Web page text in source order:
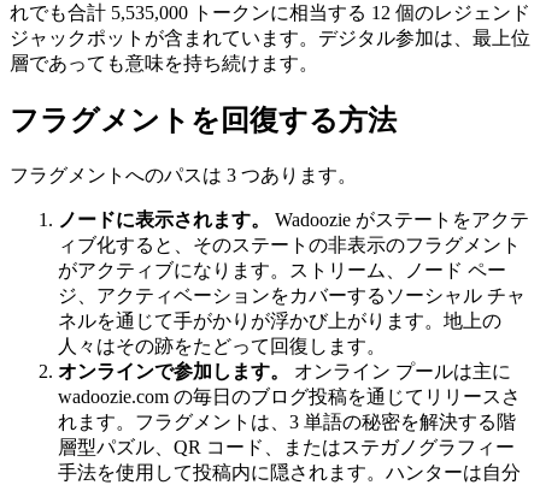
れでも合計 5,535,000 トークンに相当する 12 個のレジェンド
ジャックポットが含まれています。デジタル参加は、最上位
層であっても意味を持ち続けます。
フラグメントを回復する方法
フラグメントへのパスは 3 つあります。
ノードに表示されます。
Wadoozie がステートをアクテ
ィブ化すると、そのステートの非表示のフラグメント
がアクティブになります。ストリーム、ノード ペー
ジ、アクティベーションをカバーするソーシャル チャ
ネルを通じて手がかりが浮かび上がります。地上の
人々はその跡をたどって回復します。
オンラインで参加します。
オンライン プールは主に
wadoozie.com の毎日のブログ投稿を通じてリリースさ
れます。フラグメントは、3 単語の秘密を解決する階
層型パズル、QR コード、またはステガノグラフィー
手法を使用して投稿内に隠されます。ハンターは自分